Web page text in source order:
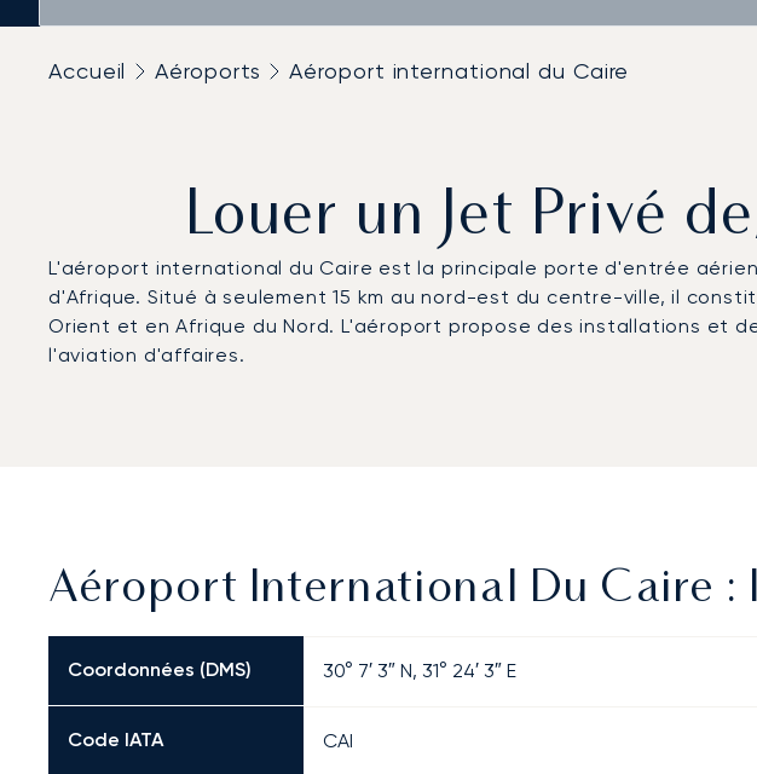
Accueil Aéroports Aéroport international du Caire
Louer un Jet Privé
L'aéroport international du Caire est la principale porte d'entrée
d'Afrique. Situé à seulement 15 km au nord-est du centre-ville, il
Orient et en Afrique du Nord. L'aéroport propose des installations et
l'aviation d'affaires.
Aéroport International Du Caire :
Coordonnées (DMS) 30° 7′ 3″ N, 31° 24′ 3″ E
Code IATA CAI